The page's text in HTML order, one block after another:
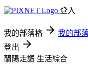
登入
我的部落格 我的部
登出
蘭陽走讀 生活綜合